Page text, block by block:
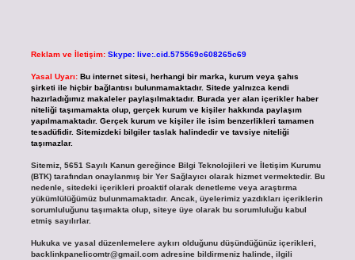
Reklam ve İletişim: Skype: live:.cid.575569c608265c69
Yasal Uyarı: Bu internet sitesi, herhangi bir marka, kurum veya şahıs
şirketi ile hiçbir bağlantısı bulunmamaktadır. Sitede yalnızca kendi
hazırladığımız makaleler paylaşılmaktadır. Burada yer alan içerikler haber
niteliği taşımamakta olup, gerçek kurum ve kişiler hakkında paylaşım
yapılmamaktadır. Gerçek kurum ve kişiler ile isim benzerlikleri tamamen
tesadüfidir. Sitemizdeki bilgiler taslak halindedir ve tavsiye niteliği
taşımazlar.
Sitemiz, 5651 Sayılı Kanun gereğince Bilgi Teknolojileri ve İletişim Kurumu
(BTK) tarafından onaylanmış bir Yer Sağlayıcı olarak hizmet vermektedir. Bu
nedenle, sitedeki içerikleri proaktif olarak denetleme veya araştırma
yükümlülüğümüz bulunmamaktadır. Ancak, üyelerimiz yazdıkları içeriklerin
sorumluluğunu taşımakta olup, siteye üye olarak bu sorumluluğu kabul
etmiş sayılırlar.
Hukuka ve yasal düzenlemelere aykırı olduğunu düşündüğünüz içerikleri,
backlinkpanelicomtr@gmail.comadresine bildirmeniz halinde, ilgili